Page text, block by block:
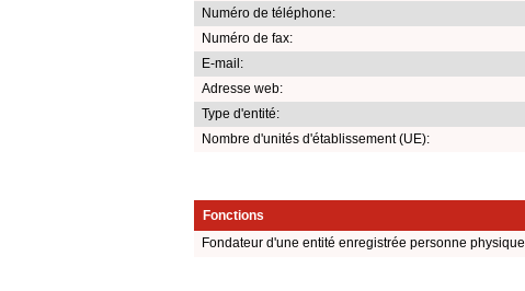
Numéro de téléphone:
Numéro de fax:
E-mail:
Adresse web:
Type d'entité:
Nombre d'unités d'établissement (UE):
Fonctions
Fondateur d'une entité enregistrée personne physique